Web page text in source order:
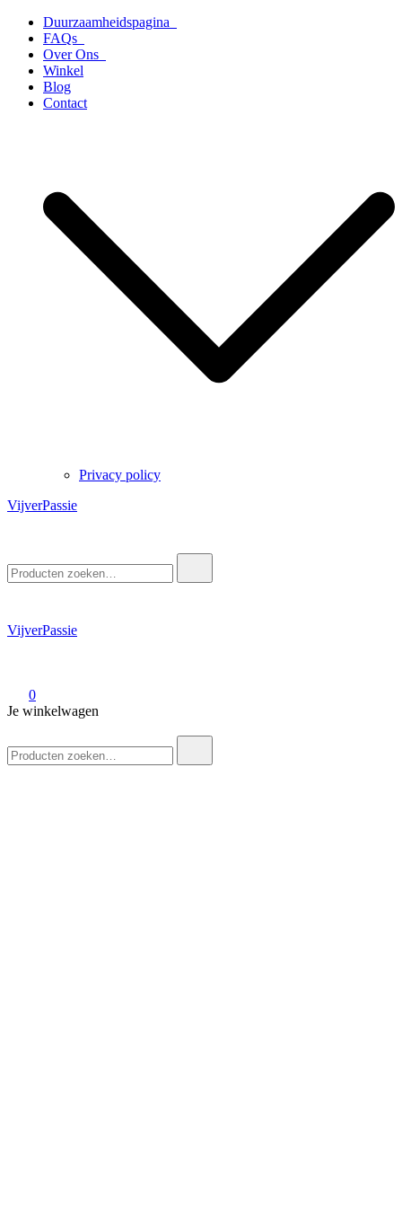
naar
inhoud
Duurzaamheidspagina
FAQs
Over Ons
Winkel
Blog
Contact
Privacy policy
VijverPassie
naar:
VijverPassie
0
Je winkelwagen
naar: